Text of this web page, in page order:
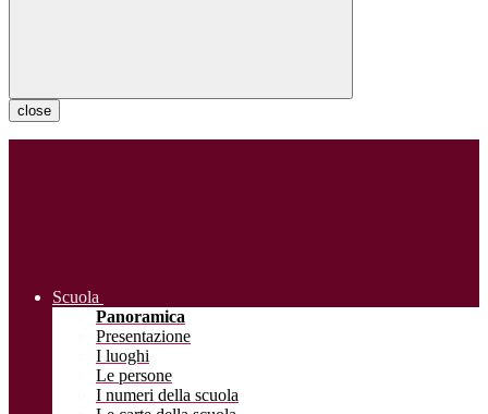
close
Scuola
Panoramica
Presentazione
I luoghi
Le persone
I numeri della scuola